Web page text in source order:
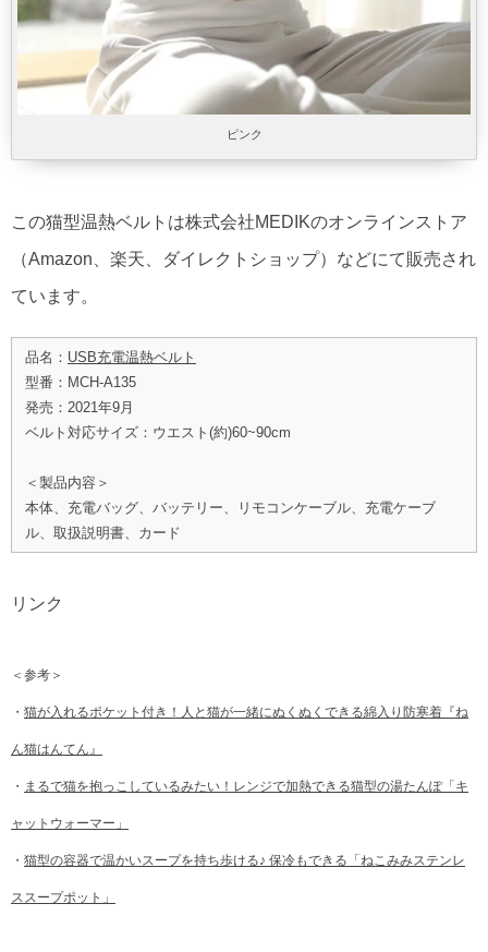
ピンク
この猫型温熱ベルトは株式会社MEDIKのオンラインストア
（Amazon、楽天、ダイレクトショップ）などにて販売され
ています。
品名： USB充電温熱ベルト
型番：MCH-A135
発売：2021年9月
ベルト対応サイズ：ウエスト(約)60~90cm
＜製品内容＞
本体、充電バッグ、バッテリー、リモコンケーブル、充電ケーブ
ル、取扱説明書、カード
リンク
＜参考＞
・ 猫が入れるポケット付き！人と猫が一緒にぬくぬくできる綿入り防寒着『ね
ん猫はんてん』
・ まるで猫を抱っこしているみたい！レンジで加熱できる猫型の湯たんぽ「キ
ャットウォーマー」
・ 猫型の容器で温かいスープを持ち歩ける♪ 保冷もできる「ねこみみステンレ
ススープポット」